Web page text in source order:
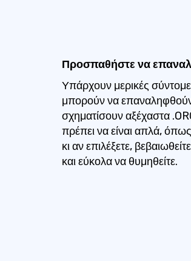
Προσπαθήστε να
Υπάρχουν μερικές
μπορούν να
σχηματίσουν αξέχαστα
πρέπει να είναι απλά,
κι αν επιλέξετε,
και εύκολα να θυμηθείτε.